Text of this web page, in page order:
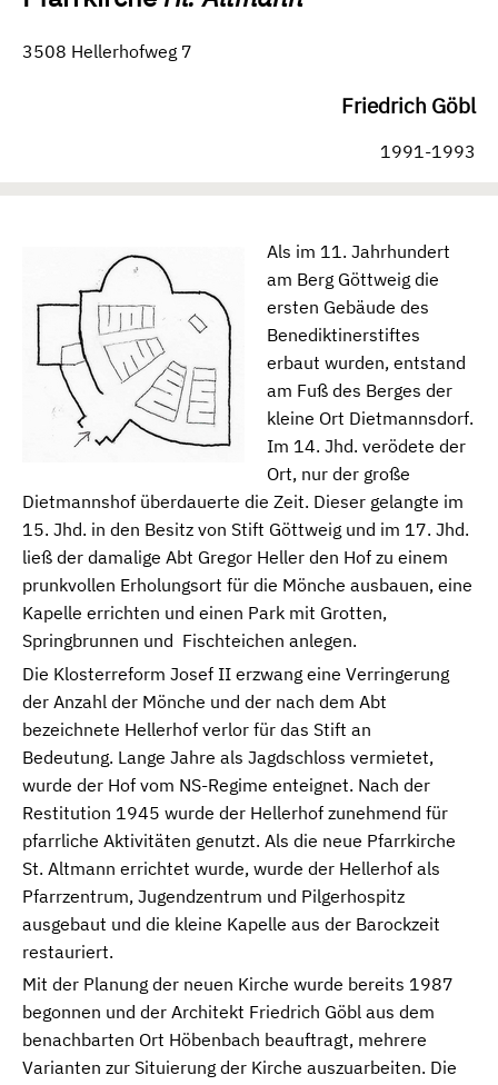
3508 Hellerhofweg 7
Friedrich Göbl
1991-1993
Als im 11. Jahrhundert
am Berg Göttweig die
ersten Gebäude des
Benediktinerstiftes
erbaut wurden, entstand
am Fuß des Berges der
kleine Ort Dietmannsdorf.
Im 14. Jhd. verödete der
Ort, nur der große
Dietmannshof überdauerte die Zeit. Dieser gelangte im
15. Jhd. in den Besitz von Stift Göttweig und im 17. Jhd.
ließ der damalige Abt Gregor Heller den Hof zu einem
prunkvollen Erholungsort für die Mönche ausbauen, eine
Kapelle errichten und einen Park mit Grotten,
Springbrunnen und Fischteichen anlegen.
Die Klosterreform Josef II erzwang eine Verringerung
der Anzahl der Mönche und der nach dem Abt
bezeichnete Hellerhof verlor für das Stift an
Bedeutung. Lange Jahre als Jagdschloss vermietet,
wurde der Hof vom NS-Regime enteignet. Nach der
Restitution 1945 wurde der Hellerhof zunehmend für
pfarrliche Aktivitäten genutzt. Als die neue Pfarrkirche
St. Altmann errichtet wurde, wurde der Hellerhof als
Pfarrzentrum, Jugendzentrum und Pilgerhospitz
ausgebaut und die kleine Kapelle aus der Barockzeit
restauriert.
Mit der Planung der neuen Kirche wurde bereits 1987
begonnen und der Architekt Friedrich Göbl aus dem
benachbarten Ort Höbenbach beauftragt, mehrere
Varianten zur Situierung der Kirche auszuarbeiten. Die